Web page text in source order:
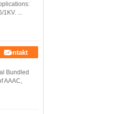
1KV. ...
Kontakt
Bundled
AAAC,